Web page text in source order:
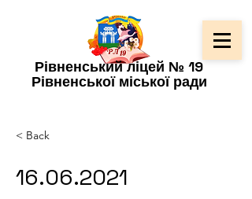
Рівненський ліцей № 19
Рівненської міської ради
< Back
16.06.2021